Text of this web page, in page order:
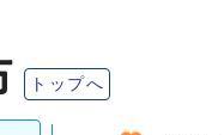
トップへ